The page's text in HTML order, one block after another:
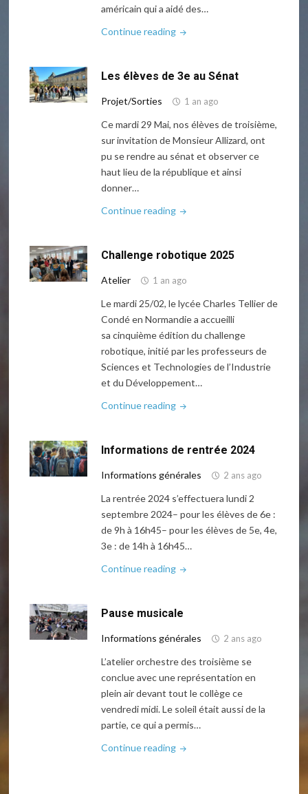
américain qui a aidé des…
Continue reading"Sortie
au
Caen"
Les élèves de 3e au Sénat
Projet/Sorties 1 an ago
Ce mardi 29 Mai, nos élèves de troisième,
sur invitation de Monsieur Allizard, ont
pu se rendre au sénat et observer ce
haut lieu de la république et ainsi
donner…
Continue reading"Les
3e
Sénat"
Challenge robotique 2025
Atelier 1 an ago
Le mardi 25/02, le lycée Charles Tellier de
Condé en Normandie a accueilli
sa cinquième édition du challenge
robotique, initié par les professeurs de
Sciences et Technologies de l’Industrie
et du Développement…
Continue reading"Challenge
Informations de rentrée 2024
Informations générales 2 ans ago
La rentrée 2024 s’effectuera lundi 2
septembre 2024– pour les élèves de 6e :
de 9h à 16h45– pour les élèves de 5e, 4e,
3e : de 14h à 16h45…
Continue reading"Informations
2024"
Pause musicale
Informations générales 2 ans ago
L’atelier orchestre des troisième se
conclue avec une représentation en
plein air devant tout le collège ce
vendredi midi. Le soleil était aussi de la
partie, ce qui a permis…
Continue reading"Pause